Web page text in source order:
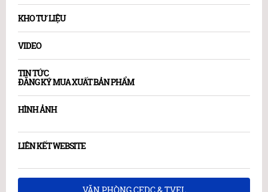
KHO TƯ LIỆU
VIDEO
TIN TỨC
ĐĂNG KÝ MUA XUẤT BẢN PHẨM
HÌNH ẢNH
LIÊN KẾT WEBSITE